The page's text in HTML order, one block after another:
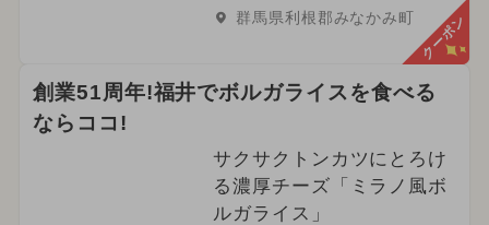
群馬県利根郡みなかみ町 クーポン
創業51周年!福井でボルガライスを食べる
ならココ!
サクサクトンカツにとろけ
る濃厚チーズ「ミラノ風ボ
ルガライス」